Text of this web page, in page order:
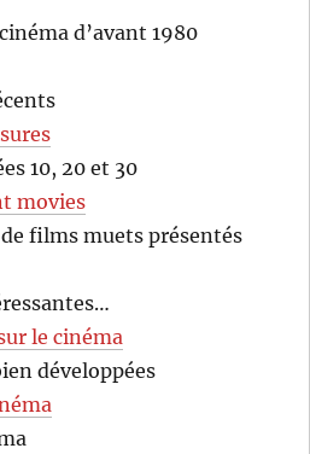
d’avant 1980
10, 20 et 30
movies
films muets présentés
le cinéma
développées